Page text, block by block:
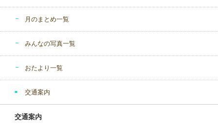
月のまとめ一覧
みんなの写真一覧
おたより一覧
交通案内
交通案内